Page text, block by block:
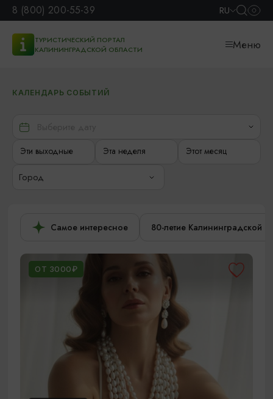
8 (800) 200-55-39 RU
ТУРИСТИЧЕСКИЙ ПОРТАЛ
КАЛИНИНГРАДСКОЙ ОБЛАСТИ
Меню
КАЛЕНДАРЬ СОБЫТИЙ
Эти выходные Эта неделя Этот месяц
Город
Самое интересное 80-летие Калининградской
ОТ 3000₽